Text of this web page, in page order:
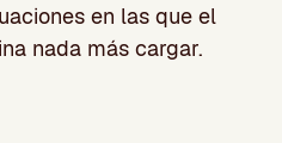
en las que el
nada más cargar.